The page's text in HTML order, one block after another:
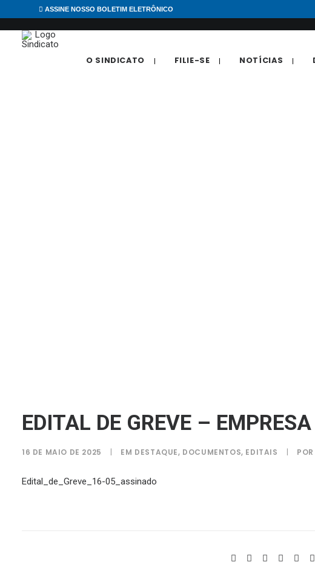
ASSINE NOSSO BOLETIM ELETRÔNICO
O SINDICATO FILIE-SE NOTÍCIAS
EDITAL DE GREVE –
16 DE MAIO DE 2025 | EM DESTAQUE, DOCUMENTOS, EDITAIS | POR
Edital_de_Greve_16-05_assinado